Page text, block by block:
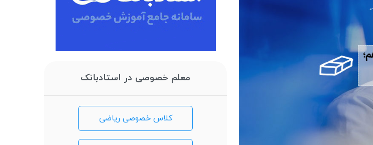
معلم خصوصی در استادبانک
کلاس خصوصی ریاضی